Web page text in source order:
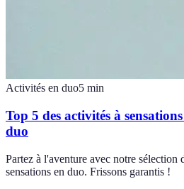
Activités en duo5 min
Top 5 des activités à
duo
Partez à l'aventure avec notre sélection
sensations en duo. Frissons garantis !